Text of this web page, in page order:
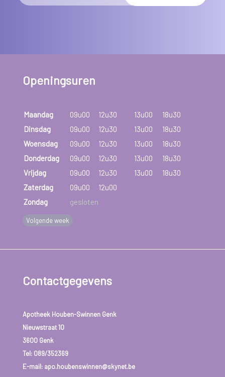
Openingsuren
Maandag 09u00 12u30 13u00
18u30
Dinsdag
09u00 12u30 13u00
18u30
Woensdag
09u00 12u30 13u00
18u30
Donderdag
09u00 12u30 13u00
18u30
Vrijdag
09u00 12u30 13u00
18u30
Zaterdag
09u00
12u00
Zondag
gesloten
Volgende week
Contactgegevens
Apotheek Houben-Swinnen Genk
Nieuwstraat 10
3600 Genk
Tel: 089/352369
E-mail: apo.houbenswinnen@skynet.be